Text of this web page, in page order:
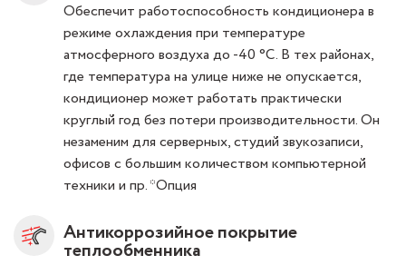
Обеспечит работоспособность кондиционера в
режиме охлаждения при температуре
атмосферного воздуха до -40 °С. В тех районах,
где температура на улице ниже не опускается,
кондиционер может работать практически
круглый год без потери производительности. Он
незаменим для серверных, студий звукозаписи,
офисов с большим количеством компьютерной
техники и пр. *Опция
Антикоррозийное покрытие
теплообменника